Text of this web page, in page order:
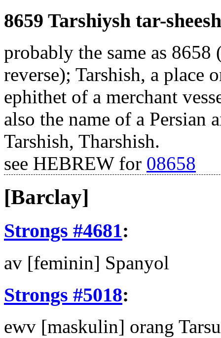
8659 Tarshiysh tar-
probably the same as
reverse); Tarshish, a place
ephithet of a merchant
also the name of a Persian
Tarshish, Tharshish.
see HEBREW for 08658
[Barclay]
Strongs #4681:
av [feminin] Spanyol
Strongs #5018:
ewv [maskulin] orang